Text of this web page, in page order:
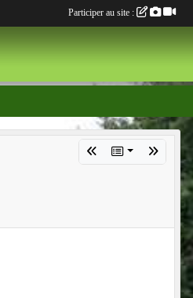
Participer au site :